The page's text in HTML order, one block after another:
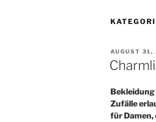
AM
AUGUST 31,
Bekleidung
Zufälle
für Damen,